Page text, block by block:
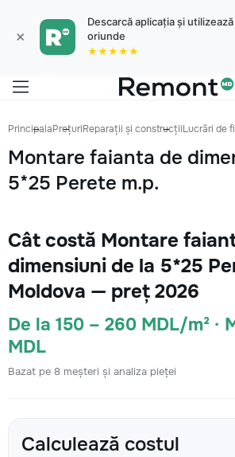
×
Descarcă aplicația și
oriunde
★★★★★
PrincipalaPrețuriReparații și construcțiiLucrări de
Montare faianta de
5*25 Perete m.p.
Cât costă Montare
dimensiuni de la 5*25
Moldova — preț 2026
De la 150 – 260 MDL/m² ·
MDL
Bazat pe 8 meșteri și analiza pieței
Calculează costul